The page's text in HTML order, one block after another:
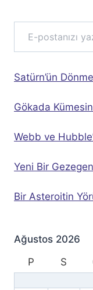
E-postanızı yazın…
Satürn’ün
Gökada
Webb ve
Yeni Bir
Bir Asteroitin
Ağustos 2026
P
S